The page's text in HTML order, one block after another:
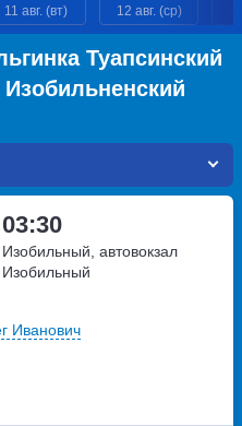
11 авг. (вт)
12 авг. (ср)
Туапсинский
03:30
Изобильный, автовокзал
Изобильный
Иванович